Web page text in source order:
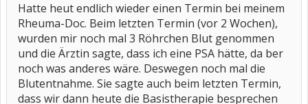
Hatte heut endlich wieder einen Termin bei meinem
Rheuma-Doc. Beim letzten Termin (vor 2 Wochen),
wurden mir noch mal 3 Röhrchen Blut genommen
und die Ärztin sagte, dass ich eine PSA hätte, da ber
noch was anderes wäre. Deswegen noch mal die
Blutentnahme. Sie sagte auch beim letzten Termin,
dass wir dann heute die Basistherapie besprechen